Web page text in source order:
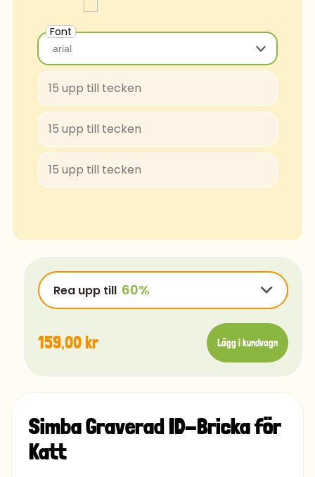
Font
arial
ConcertOne-Regular
Courgette-Regular
JuliusSansOne-Regular
OpenSans-Regular
Rye-Regular
Bradley
Luminari
Chalk
Rea upp till
159,00 kr -40%
159,00 kr Lägg i kundvagn
Simba Graverad ID-Bricka för
Katt